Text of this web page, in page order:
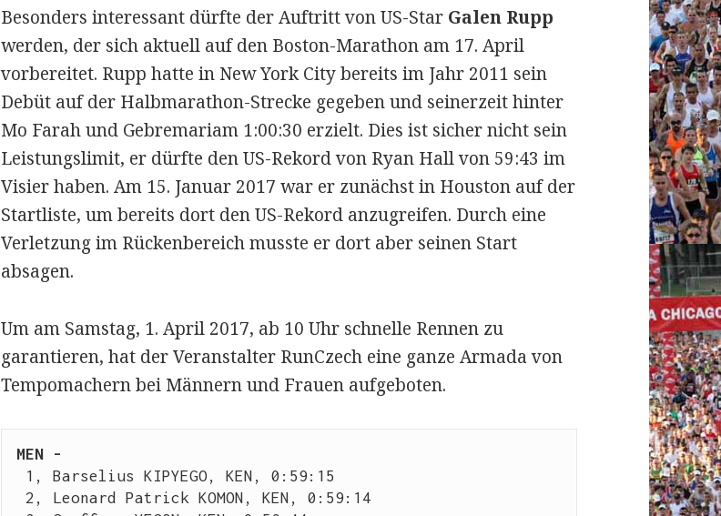
Besonders interessant dürfte der Auftritt von US-Star Galen Rupp
werden, der sich aktuell auf den Boston-Marathon am 17. April
vorbereitet. Rupp hatte in New York City bereits im Jahr 2011 sein
Debüt auf der Halbmarathon-Strecke gegeben und seinerzeit hinter
Mo Farah und Gebremariam 1:00:30 erzielt. Dies ist sicher nicht sein
Leistungslimit, er dürfte den US-Rekord von Ryan Hall von 59:43 im
Visier haben. Am 15. Januar 2017 war er zunächst in Houston auf der
Startliste, um bereits dort den US-Rekord anzugreifen. Durch eine
Verletzung im Rückenbereich musste er dort aber seinen Start
absagen.
Um am Samstag, 1. April 2017, ab 10 Uhr schnelle Rennen zu
garantieren, hat der Veranstalter RunCzech eine ganze Armada von
Tempomachern bei Männern und Frauen aufgeboten.
MEN -